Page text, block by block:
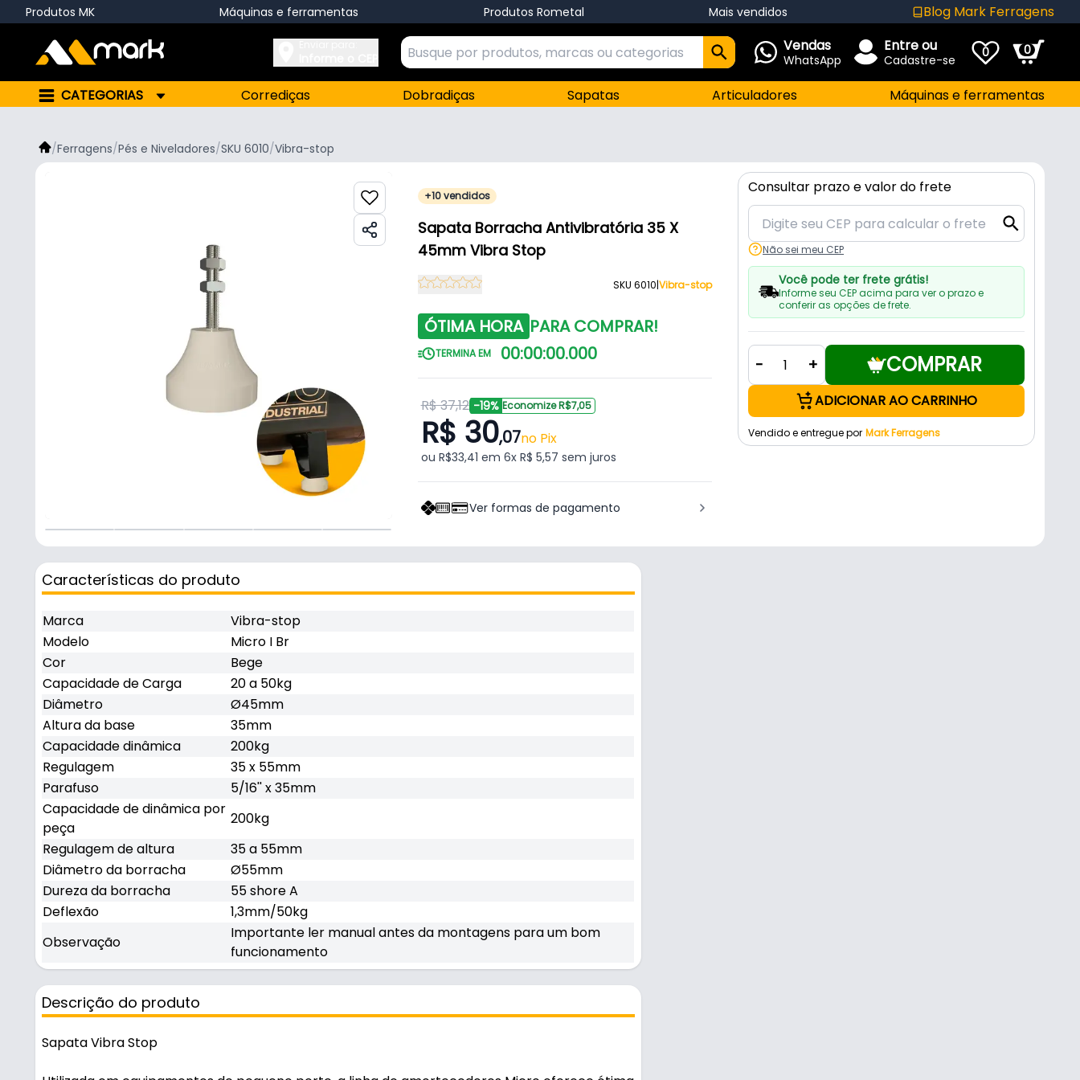
Produtos MK Máquinas e ferramentas Produtos Rometal Mais vendidos Blog Mark Ferragens
Vendas
WhatsApp
Entre ou
Cadastre-se 0 0
CATEGORIAS Corrediças Dobradiças Sapatas Articuladores Máquinas e ferramentas
/Ferragens/Pés e Niveladores/SKU 6010/Vibra-stop
+10 vendidos
Sapata Borracha Antivibratória 35 X
45mm Vibra Stop
SKU 6010|Vibra-stop
ÓTIMA HORA PARA COMPRAR!
TERMINA EM 00:00:00.000
R$ 37,12 -19% Economize R$7,05
R$ 30,07no Pix
ou R$33,41 em 6x R$ 5,57 sem juros
Ver formas de pagamento
Consultar prazo e valor do frete
Não sei meu CEP
Você pode ter frete grátis!
Informe seu CEP acima para ver o prazo e
conferir as opções de frete.
- + COMPRAR
ADICIONAR AO CARRINHO
Vendido e entregue por Mark Ferragens
Características do produto
Marca
Vibra-stop
Modelo
Micro I Br
Cor
Bege
Capacidade de Carga
20 a 50kg
Diâmetro
Ø45mm
Altura da base
35mm
Capacidade dinâmica
200kg
Regulagem
35 x 55mm
Parafuso
5/16'' x 35mm
Capacidade de dinâmica por
peça
200kg
Regulagem de altura
35 a 55mm
Diâmetro da borracha
Ø55mm
Dureza da borracha
55 shore A
Deflexão
1,3mm/50kg
Observação
Importante ler manual antes da montagens para um bom
funcionamento
Descrição do produto
Sapata Vibra Stop